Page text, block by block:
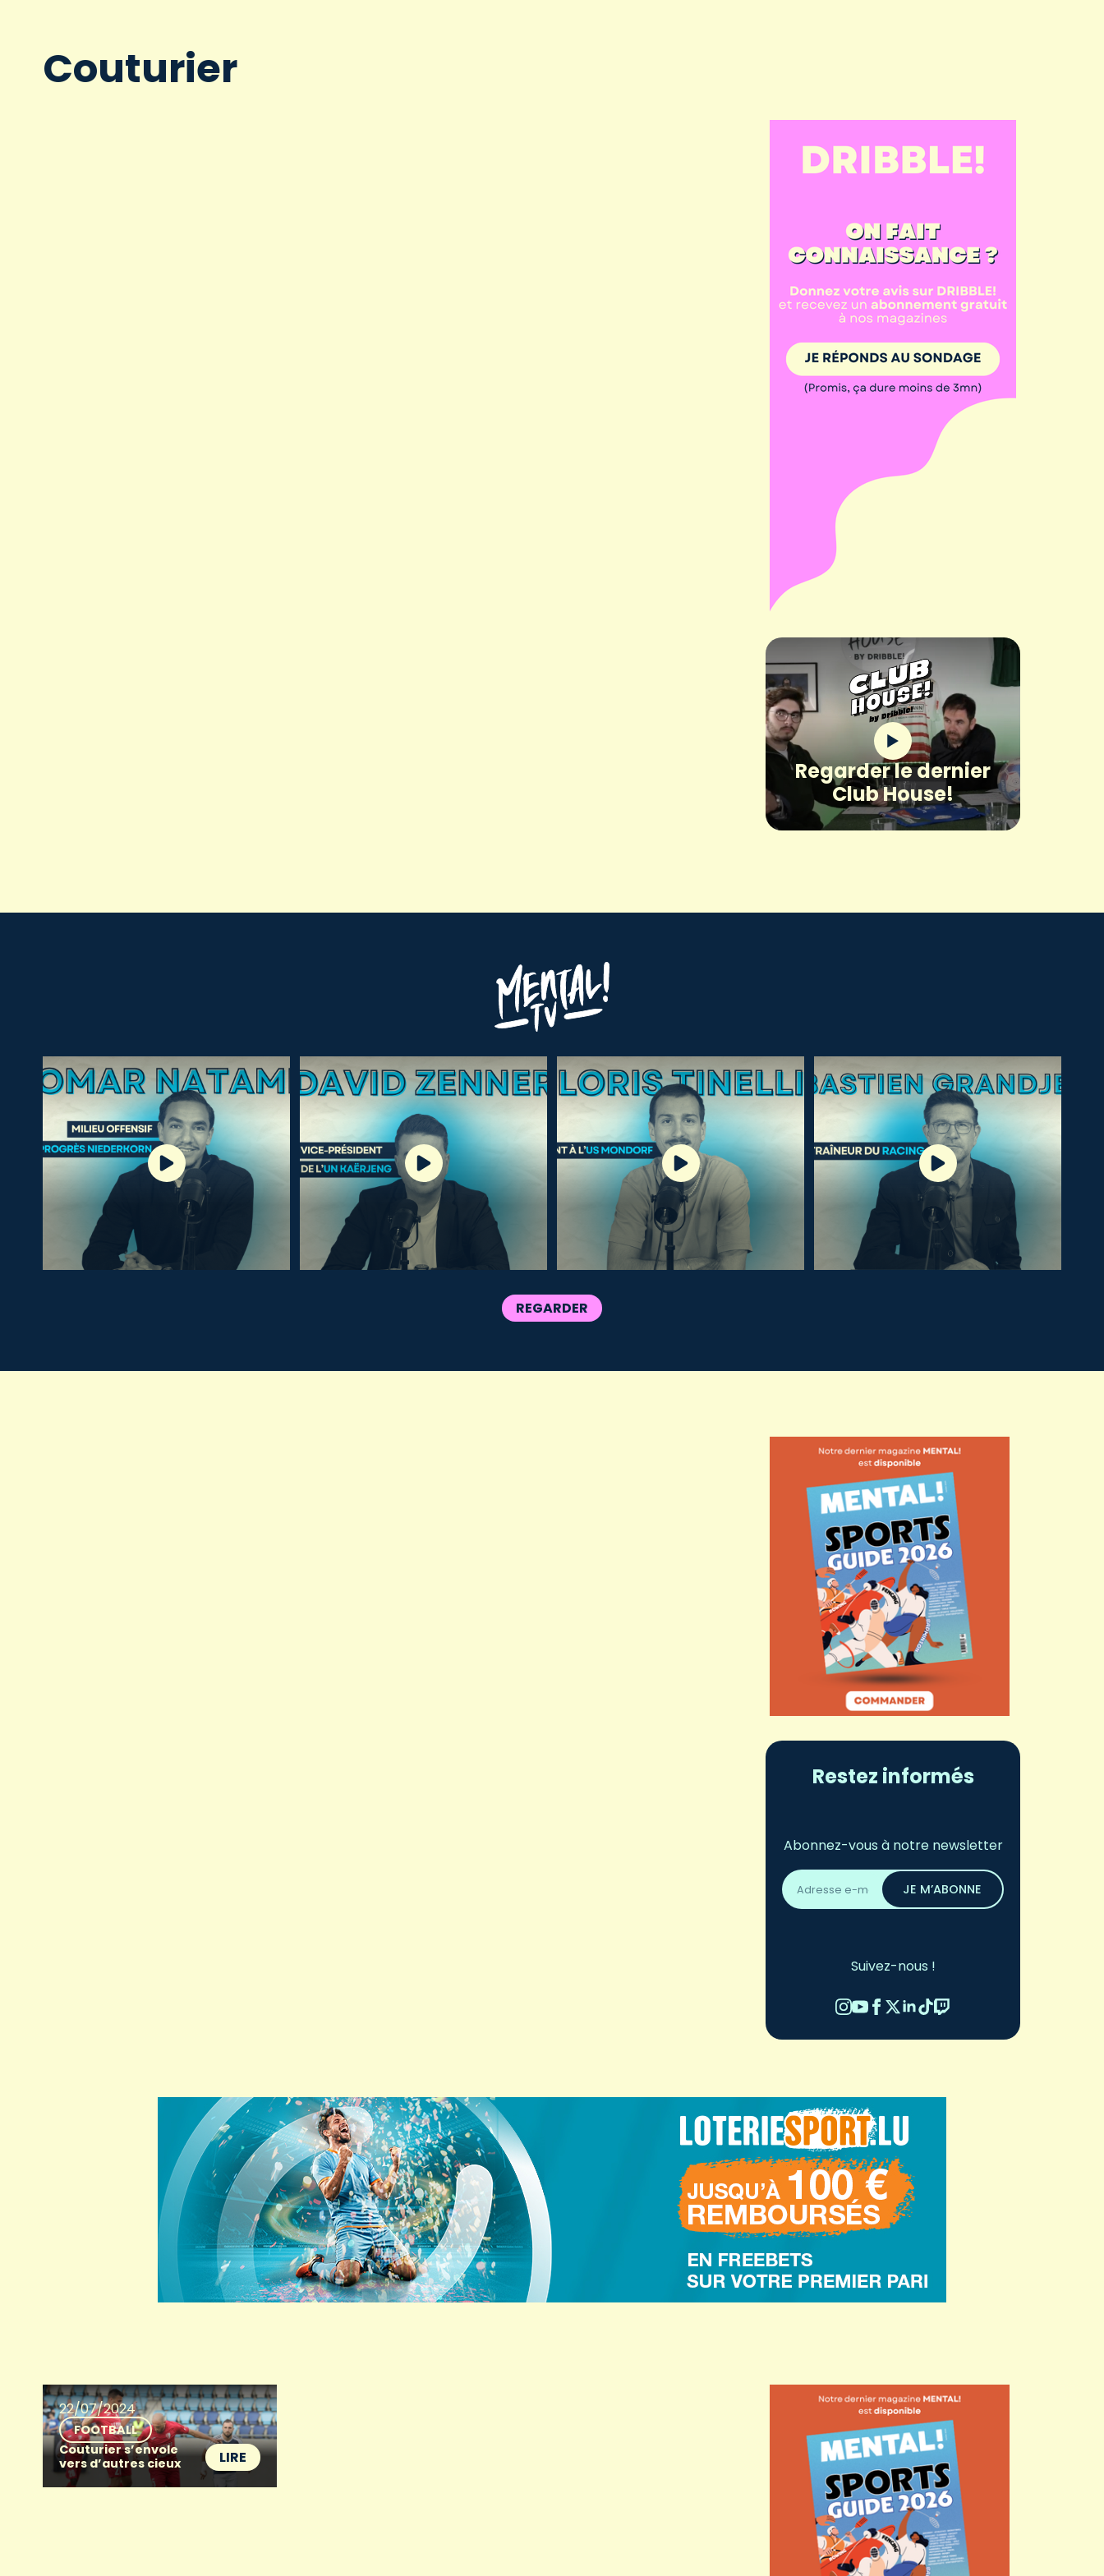
Couturier
Regarder le dernier
Club House!
REGARDER
Restez informés
Abonnez-vous à notre newsletter
Adresse
email
*
JE M’ABONNE
Suivez-nous !
22/07/2024
FOOTBALL
Couturier s’envole
vers d’autres cieux
LIRE